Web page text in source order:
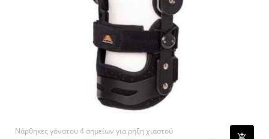
Νάρθηκες γόνατου 4 σημείων για ρήξη χιαστού